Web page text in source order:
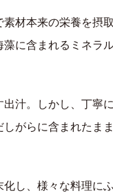
材本来の栄養を摂
に含まれるミネラ
汁。しかし、丁寧
がらに含まれたま
し、様々な料理に